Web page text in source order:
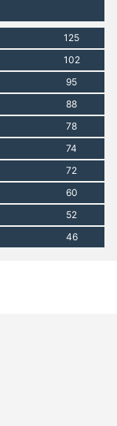
125
102
95
88
78
74
72
60
52
46